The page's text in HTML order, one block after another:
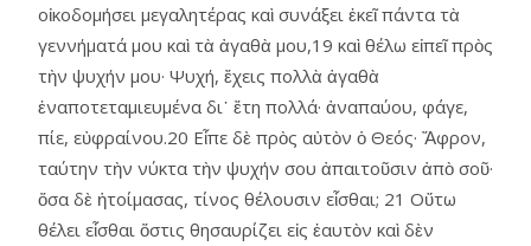
οἰκοδομήσει μεγαλητέρας καὶ συνάξει ἐκεῖ πάντα τὰ
γεννήματά μου καὶ τὰ ἀγαθὰ μου,19 καὶ θέλω εἰπεῖ πρὸς
τὴν ψυχήν μου· Ψυχή, ἔχεις πολλὰ ἀγαθὰ
ἐναποτεταμιευμένα δι᾿ ἔτη πολλά· ἀναπαύου, φάγε,
πίε, εὐφραίνου.20 Εἶπε δὲ πρὸς αὐτὸν ὁ Θεός· Ἄφρον,
ταύτην τὴν νύκτα τὴν ψυχήν σου ἀπαιτοῦσιν ἀπὸ σοῦ·
ὅσα δὲ ἡτοίμασας, τίνος θέλουσιν εἶσθαι; 21 Οὕτω
θέλει εἶσθαι ὅστις θησαυρίζει εἰς ἑαυτὸν καὶ δὲν